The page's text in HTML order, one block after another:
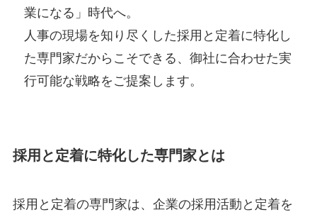
業になる」時代へ。
人事の現場を知り尽くした採用と定着に特化し
た専門家だからこそできる、御社に合わせた実
行可能な戦略をご提案します。
採用と定着に特化した専門家とは
採用と定着の専門家は、企業の採用活動と定着を